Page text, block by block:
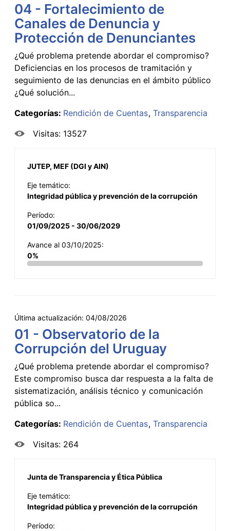
04 - Fortalecimiento de
Canales de Denuncia y
Protección de Denunciantes
¿Qué problema pretende abordar el compromiso?
Deficiencias en los procesos de tramitación y
seguimiento de las denuncias en el ámbito público
¿Qué solución...
Categorías: Rendición de Cuentas Transparencia
Visitas: 13527
JUTEP, MEF (DGI y AIN)
Eje temático:
Integridad pública y prevención de la corrupción
Período:
01/09/2025 - 30/06/2029
Avance al 03/10/2025:
0%
Última actualización: 04/08/2026
01 - Observatorio de la
Corrupción del Uruguay
¿Qué problema pretende abordar el compromiso?
Este compromiso busca dar respuesta a la falta de
sistematización, análisis técnico y comunicación
pública so...
Categorías: Rendición de Cuentas Transparencia
Visitas: 264
Junta de Transparencia y Ética Pública
Eje temático:
Integridad pública y prevención de la corrupción
Período: